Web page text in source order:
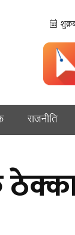
राजनीति